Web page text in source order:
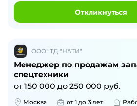
Откликнуться
ООО "ТД "НАТИ"
Менеджер по продажам
спецтехники
от 150 000 до 250 000 руб.
Москва от 1 до 3 лет